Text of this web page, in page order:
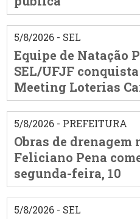
5/8/2026 - SEL
Equipe de Natação
SEL/UFJF
Meeting Loterias
5/8/2026 - PREFEITURA
Obras de drenagem
Feliciano Pena
segunda-feira, 10
5/8/2026 - SEL